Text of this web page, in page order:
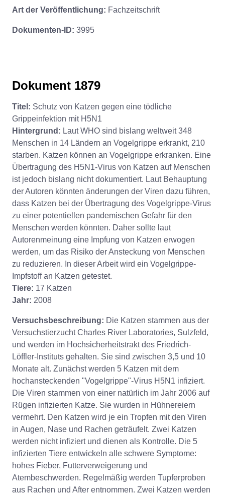
Art der Veröffentlichung: Fachzeitschrift
Dokumenten-ID: 3995
Dokument 1879
Titel: Schutz von Katzen gegen eine tödliche
Grippeinfektion mit H5N1
Hintergrund: Laut WHO sind bislang weltweit 348
Menschen in 14 Ländern an Vogelgrippe erkrankt, 210
starben. Katzen können an Vogelgrippe erkranken. Eine
Übertragung des H5N1-Virus von Katzen auf Menschen
ist jedoch bislang nicht dokumentiert. Laut Behauptung
der Autoren könnten änderungen der Viren dazu führen,
dass Katzen bei der Übertragung des Vogelgrippe-Virus
zu einer potentiellen pandemischen Gefahr für den
Menschen werden könnten. Daher sollte laut
Autorenmeinung eine Impfung von Katzen erwogen
werden, um das Risiko der Ansteckung von Menschen
zu reduzieren. In dieser Arbeit wird ein Vogelgrippe-
Impfstoff an Katzen getestet.
Tiere: 17 Katzen
Jahr: 2008
Versuchsbeschreibung: Die Katzen stammen aus der
Versuchstierzucht Charles River Laboratories, Sulzfeld,
und werden im Hochsicherheitstrakt des Friedrich-
Löffler-Instituts gehalten. Sie sind zwischen 3,5 und 10
Monate alt. Zunächst werden 5 Katzen mit dem
hochansteckenden "Vogelgrippe"-Virus H5N1 infiziert.
Die Viren stammen von einer natürlich im Jahr 2006 auf
Rügen infizierten Katze. Sie wurden in Hühnereiern
vermehrt. Den Katzen wird je ein Tropfen mit den Viren
in Augen, Nase und Rachen geträufelt. Zwei Katzen
werden nicht infiziert und dienen als Kontrolle. Die 5
infizierten Tiere entwickeln alle schwere Symptome:
hohes Fieber, Futterverweigerung und
Atembeschwerden. Regelmäßig werden Tupferproben
aus Rachen und After entnommen. Zwei Katzen werden